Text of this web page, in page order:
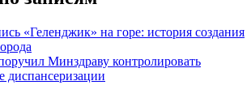
«Геленджик» на горе: история создания
Минздраву контролировать
диспансеризации